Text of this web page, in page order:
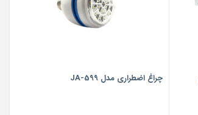
چراغ اضطراری مدل JA-599